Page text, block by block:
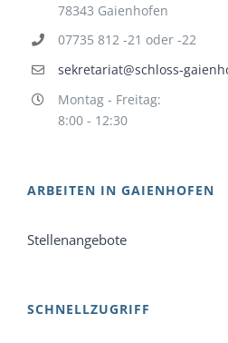
78343 Gaienhofen
07735 812 -21 oder -22
sekretariat@schloss-
Montag - Freitag:
8:00 - 12:30
ARBEITEN IN GAIENHOFEN
Stellenangebote
SCHNELLZUGRIFF